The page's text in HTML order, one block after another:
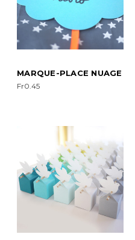
MARQUE-PLACE NUAGE
Fr0.45